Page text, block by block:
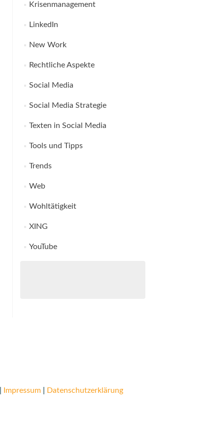
Krisenmanagement
LinkedIn
New Work
Rechtliche Aspekte
Social Media
Social Media Strategie
Texten in Social Media
Tools und Tipps
Trends
Web
Wohltätigkeit
XING
YouTube
Impressum|
Datenschutzerklärung